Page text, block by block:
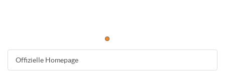
Offizielle Homepage